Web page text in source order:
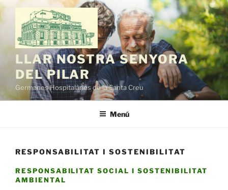
Vés
contingut
LLAR NOSTRA SENYORA
DEL PILAR
Germanes Hospitalàries de la Santa Creu
Menú
RESPONSABILITAT I SOSTENIBILITAT
RESPONSABILITAT SOCIAL I SOSTENIBILITAT
AMBIENTAL